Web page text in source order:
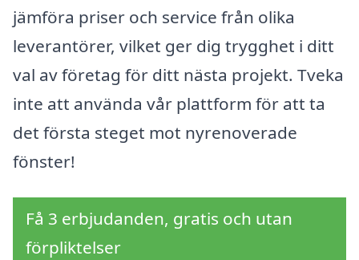
jämföra priser och service från olika
leverantörer, vilket ger dig trygghet i ditt
val av företag för ditt nästa projekt. Tveka
inte att använda vår plattform för att ta
det första steget mot nyrenoverade
fönster!
Få 3 erbjudanden, gratis och utan
förpliktelser